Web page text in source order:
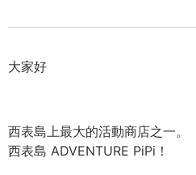
大家好
西表島上最大的活動商店之一。
西表島 ADVENTURE PiPi！